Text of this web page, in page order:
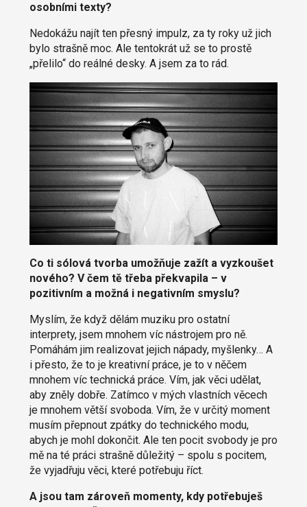
osobními texty?
Nedokážu najít ten přesný impulz, za ty roky už jich
bylo strašně moc. Ale tentokrát už se to prostě
„přelilo“ do reálné desky. A jsem za to rád.
Co ti sólová tvorba umožňuje zažít a vyzkoušet
nového? V čem tě třeba překvapila – v
pozitivním a možná i negativním smyslu?
Myslím, že když dělám muziku pro ostatní
interprety, jsem mnohem víc nástrojem pro ně.
Pomáhám jim realizovat jejich nápady, myšlenky… A
i přesto, že to je kreativní práce, je to v něčem
mnohem víc technická práce. Vím, jak věci udělat,
aby zněly dobře. Zatímco v mých vlastních věcech
je mnohem větší svoboda. Vím, že v určitý moment
musím přepnout zpátky do technického modu,
abych je mohl dokončit. Ale ten pocit svobody je pro
mě na té práci strašně důležitý – spolu s pocitem,
že vyjadřuju věci, které potřebuju říct.
A jsou tam zároveň momenty, kdy potřebuješ